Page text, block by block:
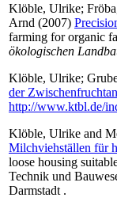
Klöble, Ulrike;
Arnd (2007)
farming for organic
ökologischen
Klöble, Ulrike;
der
http://www.ktbl.de/
Klöble, Ulrike and
Milchviehställen für
loose housing
Technik und
Darmstadt .